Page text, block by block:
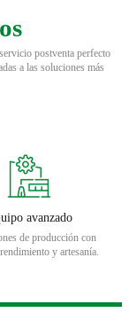
postventa perfecto
a las soluciones más
avanzado
de producción con
y artesanía.